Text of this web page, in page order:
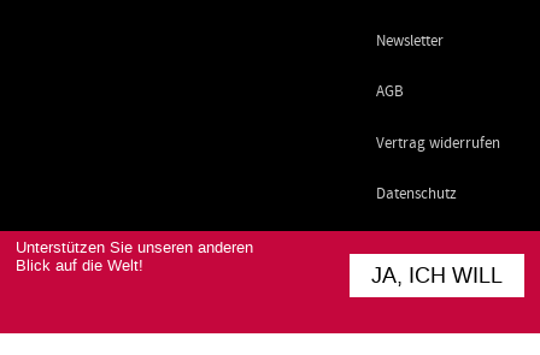
Unterstützen Sie unseren anderen
Blick auf die Welt!
JA, ICH WILL
Newsletter
AGB
Vertrag widerrufen
Datenschutz